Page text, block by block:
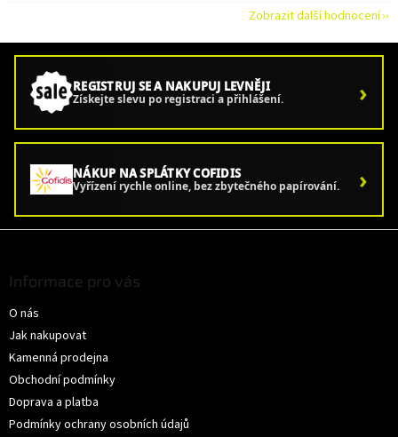
Zobrazit další hodnocení
REGISTRUJ SE A NAKUPUJ LEVNĚJI
Získejte slevu po registraci a přihlášení. ›
NÁKUP NA SPLÁTKY COFIDIS
Vyřízení rychle online, bez zbytečného papírování. ›
Informace pro vás
O nás
Jak nakupovat
Kamenná prodejna
Obchodní podmínky
Doprava a platba
Podmínky ochrany osobních údajů